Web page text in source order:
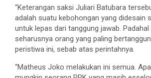
“Keterangan saksi Juliari Batubara
adalah suatu kebohongan yang didesain
untuk lepas dari tanggung jawab. Padahal
seharusnya orang yang paling
peristiwa ini, sebab atas perintahnya.
“Matheus Joko melakukan ini semua.